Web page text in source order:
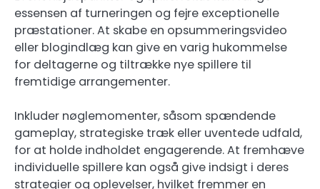
essensen af turneringen og fejre exceptionelle
præstationer. At skabe en opsummeringsvideo
eller blogindlæg kan give en varig hukommelse
for deltagerne og tiltrække nye spillere til
fremtidige arrangementer.
Inkluder nøglemomenter, såsom spændende
gameplay, strategiske træk eller uventede udfald,
for at holde indholdet engagerende. At fremhæve
individuelle spillere kan også give indsigt i deres
strategier og oplevelser, hvilket fremmer en